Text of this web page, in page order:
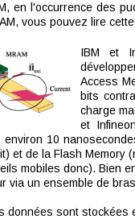
en l'occurrence des
vous pouvez lire
IBM et
Access
bits
charge
et
environ 10
et de la Flash Memory
mobiles donc). Bien
via un ensemble de
données sont stockées